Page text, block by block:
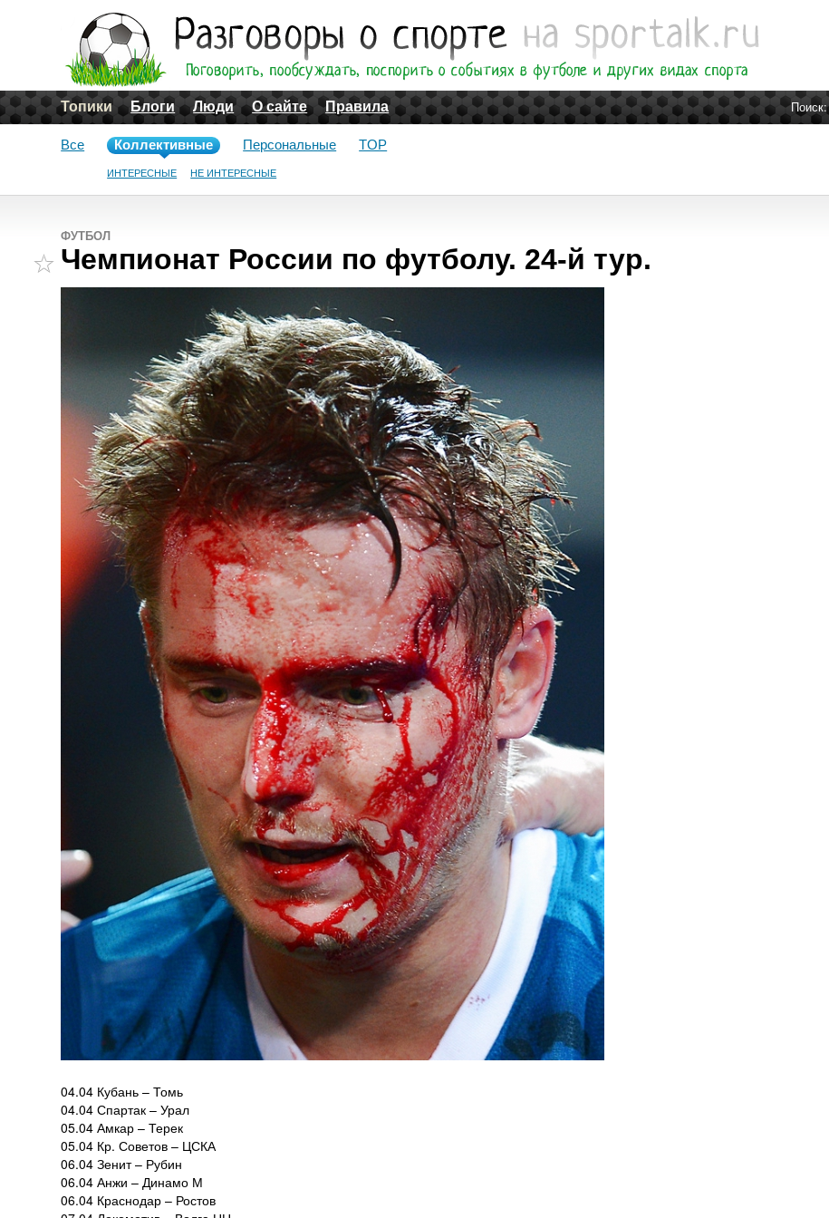
Поиск:
Топики Блоги Люди О сайте Правила
Все Коллективные
ИНТЕРЕСНЫЕ НЕ ИНТЕРЕСНЫЕ
Персональные TOP
ФУТБОЛ
Чемпионат России по футболу. 24-й тур.
04.04 Кубань – Томь
04.04 Спартак – Урал
05.04 Амкар – Терек
05.04 Кр. Советов – ЦСКА
06.04 Зенит – Рубин
06.04 Анжи – Динамо М
06.04 Краснодар – Ростов